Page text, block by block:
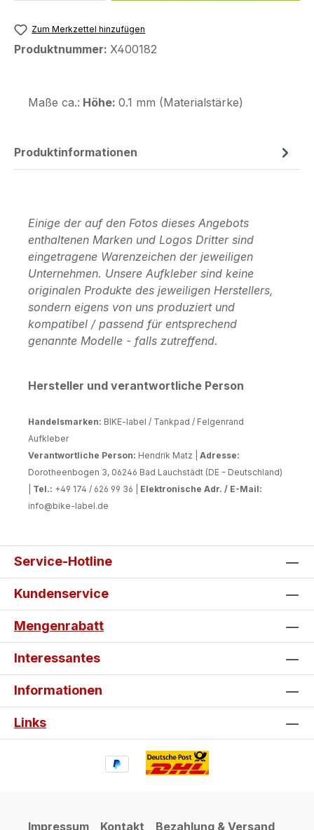
Zum Merkzettel hinzufügen
Produktnummer: X400182
Maße ca.: Höhe: 0.1 mm (Materialstärke)
Produktinformationen
Einige der auf den Fotos dieses Angebots
enthaltenen Marken und Logos Dritter sind
eingetragene Warenzeichen der jeweiligen
Unternehmen. Unsere Aufkleber sind keine
originalen Produkte des jeweiligen Herstellers,
sondern eigens von uns produziert und
kompatibel / passend für entsprechend
genannte Modelle - falls zutreffend.
Hersteller und verantwortliche Person
Handelsmarken: BIKE-label / Tankpad / Felgenrand
Aufkleber
Verantwortliche Person: Hendrik Matz | Adresse:
Dorotheenbogen 3, 06246 Bad Lauchstädt (DE - Deutschland)
Tel.: +49 174 / 626 99 36 | Elektronische Adr. / E-Mail:
info@bike-label.de
Service-Hotline
Kundenservice
Mengenrabatt
Interessantes
Informationen
Links
Impressum Kontakt Bezahlung & Versand